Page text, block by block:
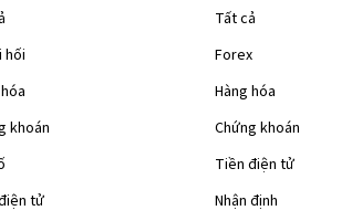
hối
khoán
tử
Tất cả
Forex
Hàng hóa
Chứng khoán
Tiền điện tử
Nhận định